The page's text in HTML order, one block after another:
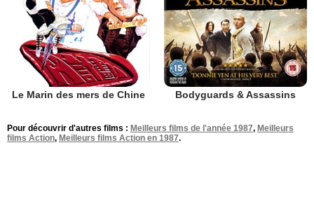
Le Marin des mers de Chine Bodyguards & Assassins
Pour découvrir d'autres films : Meilleurs films de l'année 1987, Meilleurs
films Action, Meilleurs films Action en 1987.